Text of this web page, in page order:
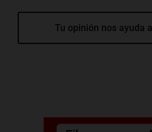
Tu opinión nos ayuda